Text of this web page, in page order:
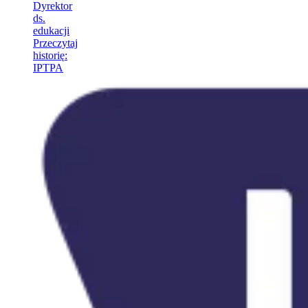
Dyrektor
ds.
edukacji
Przeczytaj
historię:
IPTPA